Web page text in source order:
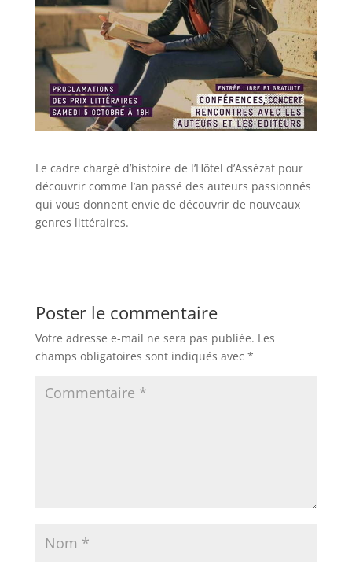
Le cadre chargé d’histoire de l’Hôtel d’Assézat pour
découvrir comme l’an passé des auteurs passionnés
qui vous donnent envie de découvrir de nouveaux
genres littéraires.
Poster le commentaire
Votre adresse e-mail ne sera pas publiée. Les
champs obligatoires sont indiqués avec *